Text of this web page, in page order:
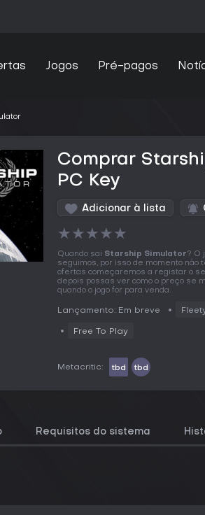
Jogos Pré-pagos
Comprar
PC Key
Adicionar à lista
★★★★★
Quando sai Starship Simulator? O
seguimos, por isso de momento
ofertas começaremos a registar o
depois possas ver como o preço se
quando o jogo for para venda.
Lançamento: Em breve
Free To Play
Metacritic: tbd tbd
Requisitos do sistema